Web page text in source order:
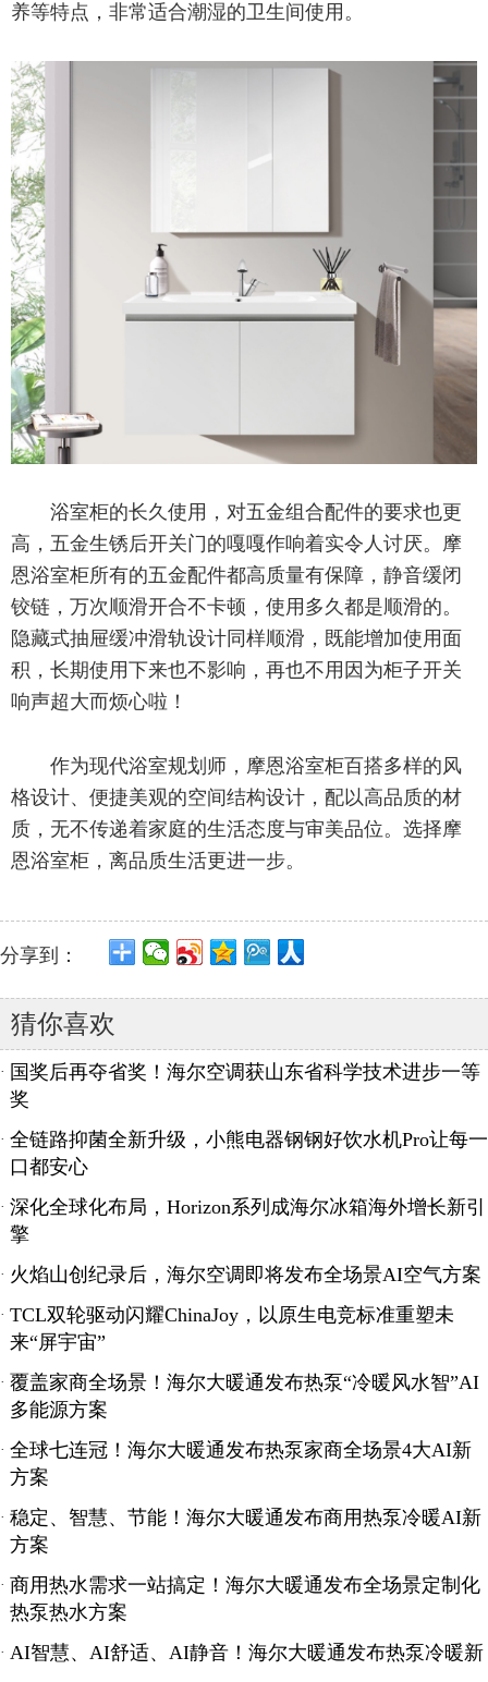
养等特点，非常适合潮湿的卫生间使用。
浴室柜的长久使用，对五金组合配件的要求也更
高，五金生锈后开关门的嘎嘎作响着实令人讨厌。摩
恩浴室柜所有的五金配件都高质量有保障，静音缓闭
铰链，万次顺滑开合不卡顿，使用多久都是顺滑的。
隐藏式抽屉缓冲滑轨设计同样顺滑，既能增加使用面
积，长期使用下来也不影响，再也不用因为柜子开关
响声超大而烦心啦！
作为现代浴室规划师，摩恩浴室柜百搭多样的风
格设计、便捷美观的空间结构设计，配以高品质的材
质，无不传递着家庭的生活态度与审美品位。选择摩
恩浴室柜，离品质生活更进一步。
分享到：
猜你喜欢
· 国奖后再夺省奖！海尔空调获山东省科学技术进步一等
奖
· 全链路抑菌全新升级，小熊电器钢钢好饮水机Pro让每一
口都安心
· 深化全球化布局，Horizon系列成海尔冰箱海外增长新引
擎
· 火焰山创纪录后，海尔空调即将发布全场景AI空气方案
· TCL双轮驱动闪耀ChinaJoy，以原生电竞标准重塑未
来“屏宇宙”
· 覆盖家商全场景！海尔大暖通发布热泵“冷暖风水智”AI
多能源方案
· 全球七连冠！海尔大暖通发布热泵家商全场景4大AI新
方案
· 稳定、智慧、节能！海尔大暖通发布商用热泵冷暖AI新
方案
· 商用热水需求一站搞定！海尔大暖通发布全场景定制化
热泵热水方案
· AI智慧、AI舒适、AI静音！海尔大暖通发布热泵冷暖新